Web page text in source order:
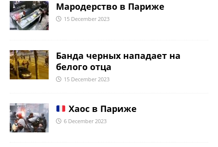
Мародерство в Париже
15 December 2023
Банда черных нападает на
белого отца
15 December 2023
Хаос в Париже
6 December 2023